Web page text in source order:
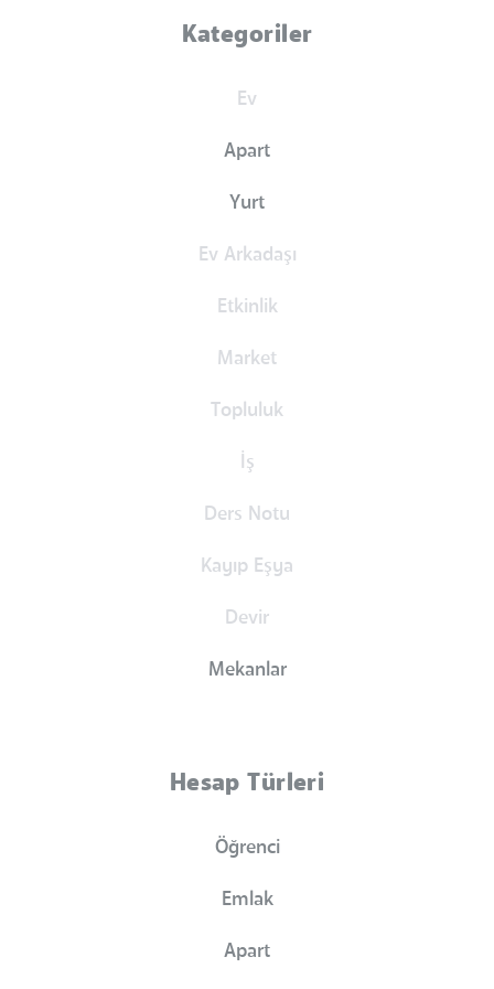
Kategoriler
Ev
Apart
Yurt
Ev Arkadaşı
Etkinlik
Market
Topluluk
İş
Ders Notu
Kayıp Eşya
Devir
Mekanlar
Hesap Türleri
Öğrenci
Emlak
Apart